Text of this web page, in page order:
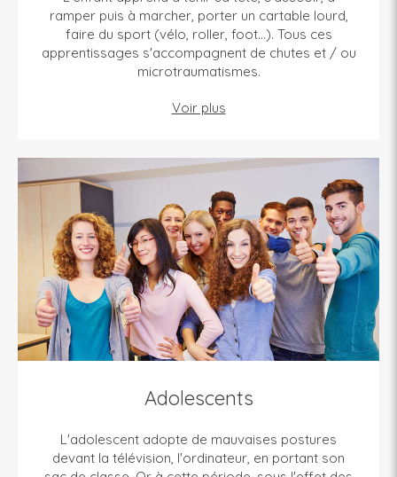
ramper puis à marcher, porter un cartable lourd,
faire du sport (vélo, roller, foot...). Tous ces
apprentissages s'accompagnent de chutes et / ou
microtraumatismes.
Voir plus
Adolescents
L'adolescent adopte de mauvaises postures
devant la télévision, l'ordinateur, en portant son